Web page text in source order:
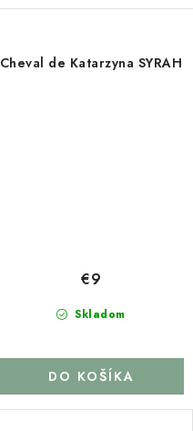
Cheval de Katarzyna SYRAH
Skladom
€9
DO KOŠÍKA